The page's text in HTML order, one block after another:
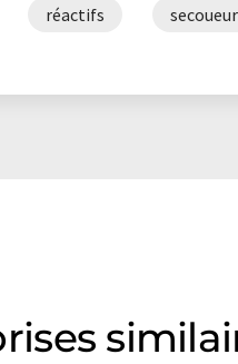
réactifs